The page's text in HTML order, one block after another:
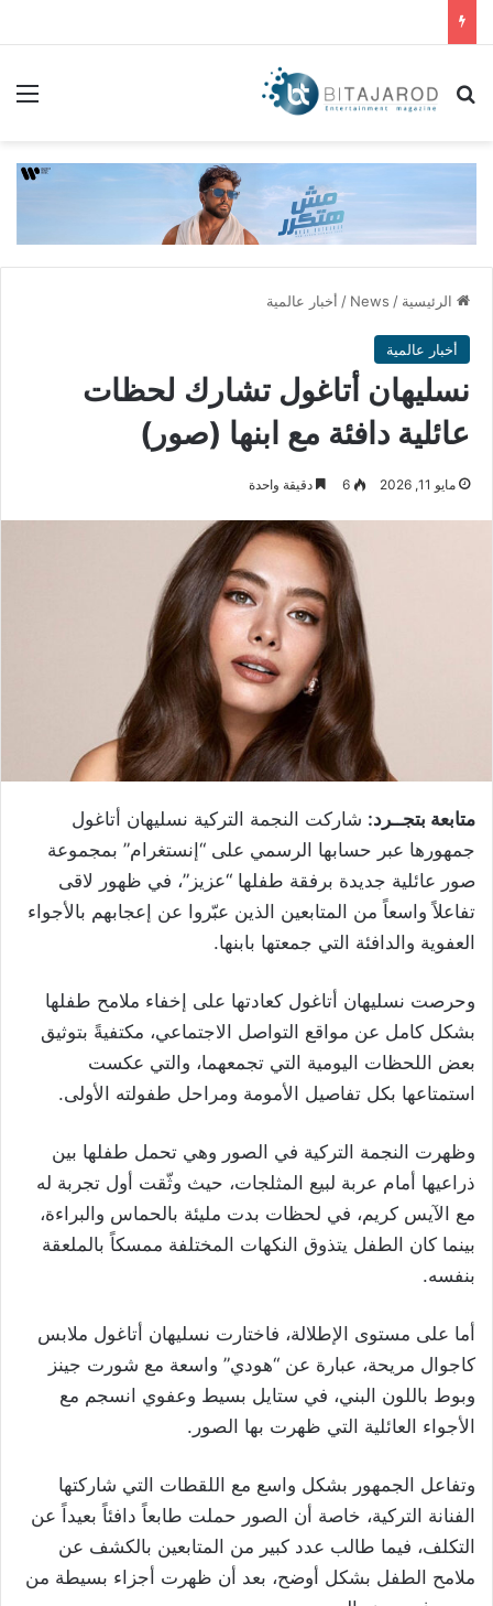
بحث عن
الرئيسية /
News
/ أخبار عالمية
أخبار عالمية
نسليهان أتاغول تشارك لحظات
عائلية دافئة مع ابنها (صور)
مايو 11, 2026 6 دقيقة واحدة
متابعة بتجــرد: شاركت النجمة التركية نسليهان أتاغول
جمهورها عبر حسابها الرسمي على “إنستغرام” بمجموعة
صور عائلية جديدة برفقة طفلها “عزيز”، في ظهور لاقى
تفاعلاً واسعاً من المتابعين الذين عبّروا عن إعجابهم بالأجواء
العفوية والدافئة التي جمعتها بابنها.
وحرصت نسليهان أتاغول كعادتها على إخفاء ملامح طفلها
بشكل كامل عن مواقع التواصل الاجتماعي، مكتفيةً بتوثيق
بعض اللحظات اليومية التي تجمعهما، والتي عكست
استمتاعها بكل تفاصيل الأمومة ومراحل طفولته الأولى.
وظهرت النجمة التركية في الصور وهي تحمل طفلها بين
ذراعيها أمام عربة لبيع المثلجات، حيث وثّقت أول تجربة له
مع الآيس كريم، في لحظات بدت مليئة بالحماس والبراءة،
بينما كان الطفل يتذوق النكهات المختلفة ممسكاً بالملعقة
بنفسه.
أما على مستوى الإطلالة، فاختارت نسليهان أتاغول ملابس
كاجوال مريحة، عبارة عن “هودي” واسعة مع شورت جينز
وبوط باللون البني، في ستايل بسيط وعفوي انسجم مع
الأجواء العائلية التي ظهرت بها الصور.
وتفاعل الجمهور بشكل واسع مع اللقطات التي شاركتها
الفنانة التركية، خاصة أن الصور حملت طابعاً دافئاً بعيداً عن
التكلف، فيما طالب عدد كبير من المتابعين بالكشف عن
ملامح الطفل بشكل أوضح، بعد أن ظهرت أجزاء بسيطة من